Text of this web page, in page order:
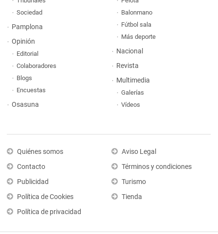
Sociedad
Pamplona
Opinión
Editorial
Colaboradores
Blogs
Encuestas
Osasuna
Balonmano
Fútbol sala
Más deporte
Nacional
Revista
Multimedia
Galerías
Vídeos
Quiénes somos
Contacto
Publicidad
Política de Cookies
Política de privacidad
Aviso Legal
Términos y condiciones
Turismo
Tienda